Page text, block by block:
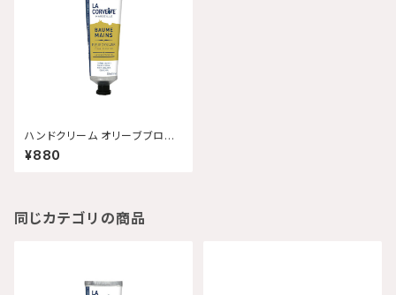
ハンドクリーム オリーブブロッ
サム 30mL 【配送グループQ】
¥880
同じカテゴリの商品